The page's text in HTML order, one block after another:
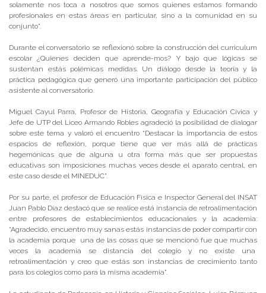
solamente nos toca a nosotros que somos quienes estamos formando
profesionales en estas áreas en particular, sino a la comunidad en su
conjunto”.
Durante el conversatorio se reflexionó sobre la construcción del curriculum
escolar ¿Quienes deciden que aprende-mos? Y bajo que lógicas se
sustentan estás polémicas medidas. Un diálogo desde la teoría y la
práctica pedagógica que generó una importante participación del público
asistente al conversatorio.
Miguel Cayul Parra, Profesor de Historia, Geografía y Educación Cívica y
Jefe de UTP del Liceo Armando Robles agradeció la posibilidad de dialogar
sobre este tema y valoró el encuentro “Destacar la importancia de estos
espacios de reflexión, porque tiene que ver más allá de prácticas
hegemónicas que de alguna u otra forma más que ser propuestas
educativas son imposiciones muchas veces desde el aparato central, en
este caso desde el MINEDUC”.
Por su parte, el profesor de Educación Física e Inspector General del INSAT
Juan Pablo Díaz destacó que se realice está instancia de retroalimentación
entre profesores de establecimientos educacionales y la academia:
“Agradecido, encuentro muy sanas estás instancias de poder compartir con
la academia porque una de las cosas que se mencionó fue que muchas
veces la academia se distancia del colegio y no existe una
retroalimentación y creo que estás son instancias de crecimiento tanto
para los colegios como para la misma academia”.